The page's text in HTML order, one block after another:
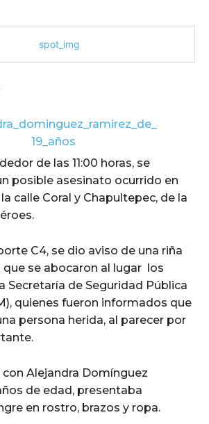
de las 11:00 horas, se
posible asesinato ocurrido en
calle Coral y Chapultepec, de la
C4, se dio aviso de una riña
que se abocaron al lugar los
Secretaría de Seguridad Pública
quienes fueron informados que
persona herida, al parecer por
Alejandra Domínguez
de edad, presentaba
en rostro, brazos y ropa.